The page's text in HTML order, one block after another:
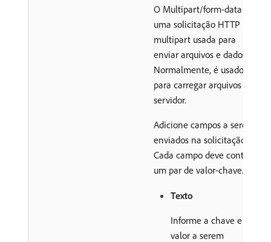
O Multipart/form-data é
uma solicitação HTTP
multipart usada para
enviar arquivos e dados.
Normalmente, é usado
para carregar arquivos no
servidor.
Adicione campos a serem
enviados na solicitação.
Cada campo deve conter
um par de valor-chave.
Texto
Informe a chave e o
valor a serem